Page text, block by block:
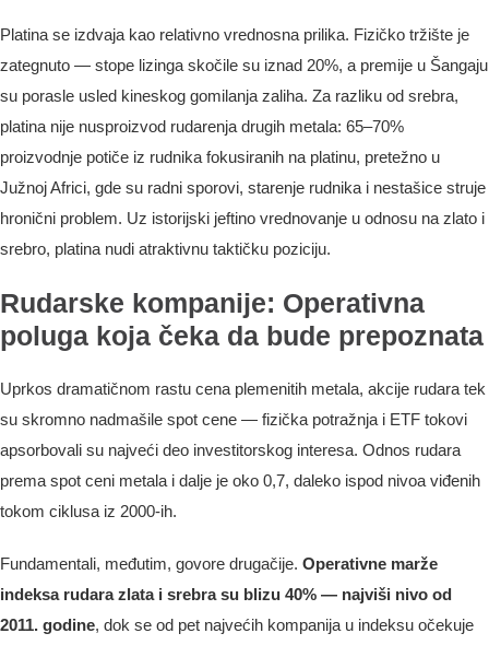
Platina se izdvaja kao relativno vrednosna prilika. Fizičko tržište je
zategnuto — stope lizinga skočile su iznad 20%, a premije u Šangaju
su porasle usled kineskog gomilanja zaliha. Za razliku od srebra,
platina nije nusproizvod rudarenja drugih metala: 65–70%
proizvodnje potiče iz rudnika fokusiranih na platinu, pretežno u
Južnoj Africi, gde su radni sporovi, starenje rudnika i nestašice struje
hronični problem. Uz istorijski jeftino vrednovanje u odnosu na zlato i
srebro, platina nudi atraktivnu taktičku poziciju.
Rudarske kompanije: Operativna
poluga koja čeka da bude prepoznata
Uprkos dramatičnom rastu cena plemenitih metala, akcije rudara tek
su skromno nadmašile spot cene — fizička potražnja i ETF tokovi
apsorbovali su najveći deo investitorskog interesa. Odnos rudara
prema spot ceni metala i dalje je oko 0,7, daleko ispod nivoa viđenih
tokom ciklusa iz 2000-ih.
Fundamentali, međutim, govore drugačije. Operativne marže
indeksa rudara zlata i srebra su blizu 40% — najviši nivo od
2011. godine, dok se od pet najvećih kompanija u indeksu očekuje